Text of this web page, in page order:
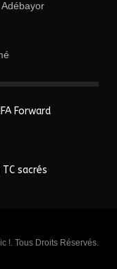
Forward
sacrés
!. Tous Droits Réservés.